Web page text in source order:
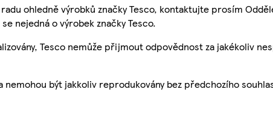
ohledně výrobků značky Tesco, kontaktujte prosím
nejedná o výrobek značky Tesco.
Tesco nemůže přijmout odpovědnost za jakékoliv
být jakkoliv reprodukovány bez předchozího